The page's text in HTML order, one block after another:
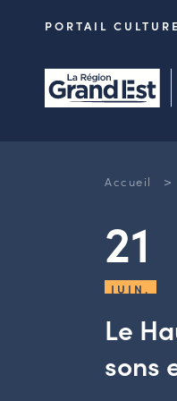
PORTAIL CULTURE
Accueil >
21
JUIN.
Le
sons